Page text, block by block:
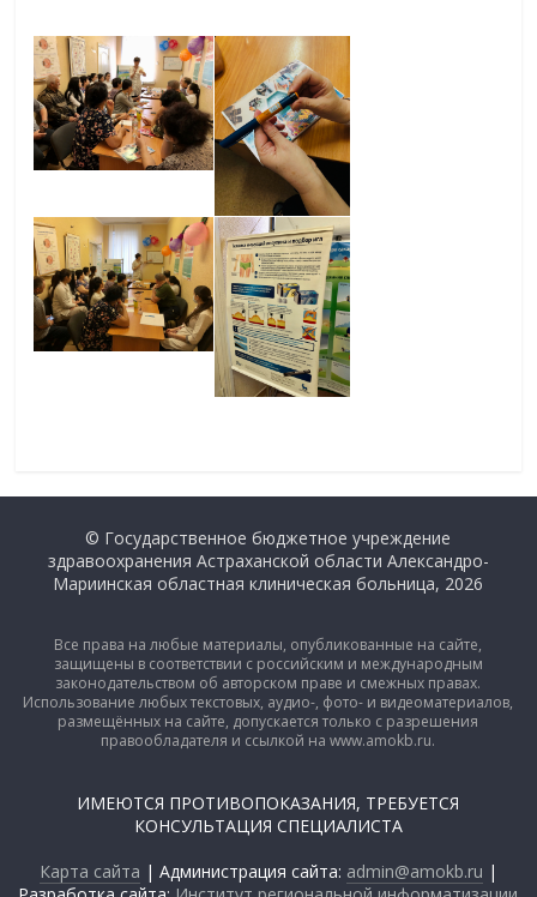
© Государственное бюджетное учреждение
здравоохранения Астраханской области Александро-
Мариинская областная клиническая больница, 2026
Все права на любые материалы, опубликованные на сайте,
защищены в соответствии с российским и международным
законодательством об авторском праве и смежных правах.
Использование любых текстовых, аудио-, фото- и видеоматериалов,
размещённых на сайте, допускается только с разрешения
правообладателя и ссылкой на www.amokb.ru.
ИМЕЮТСЯ ПРОТИВОПОКАЗАНИЯ, ТРЕБУЕТСЯ
КОНСУЛЬТАЦИЯ СПЕЦИАЛИСТА
Карта сайта | Администрация сайта: admin@amokb.ru |